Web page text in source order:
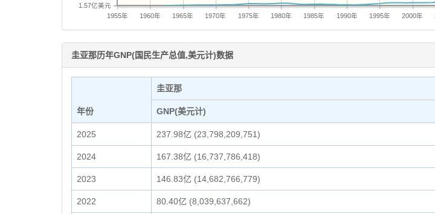
1955年 1960年 1965年 1970年 1975年 1980年 1985年 1990年 1995年 2000年
1.57亿美元
圭亚那历年GNP(国民生产总值,美元计)数据
年份
圭亚那
GNP(美元计)
2025 237.98亿 (23,798,209,751)
2024 167.38亿 (16,737,786,418)
2023 146.83亿 (14,682,766,779)
2022 80.40亿 (8,039,637,662)